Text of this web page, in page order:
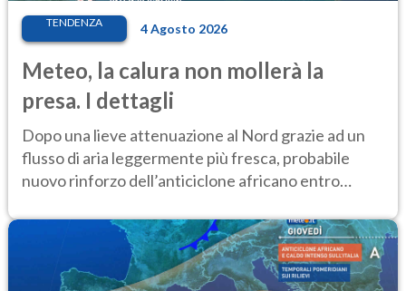
TENDENZA 4 Agosto 2026
Meteo, la calura non mollerà la
presa. I dettagli
Dopo una lieve attenuazione al Nord grazie ad un
flusso di aria leggermente più fresca, probabile
nuovo rinforzo dell’anticiclone africano entro